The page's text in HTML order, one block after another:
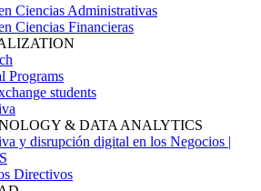
Ciencias Administrativas
Ciencias Financieras
Programs
students
& DATA ANALYTICS
y disrupción digital en los Negocios |
Directivos